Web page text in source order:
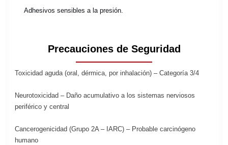
Adhesivos sensibles a la presión.
Precauciones de Seguridad
Toxicidad aguda (oral, dérmica, por inhalación) – Categoría 3/4
Neurotoxicidad – Daño acumulativo a los sistemas nerviosos
periférico y central
Cancerogenicidad (Grupo 2A – IARC) – Probable carcinógeno
humano